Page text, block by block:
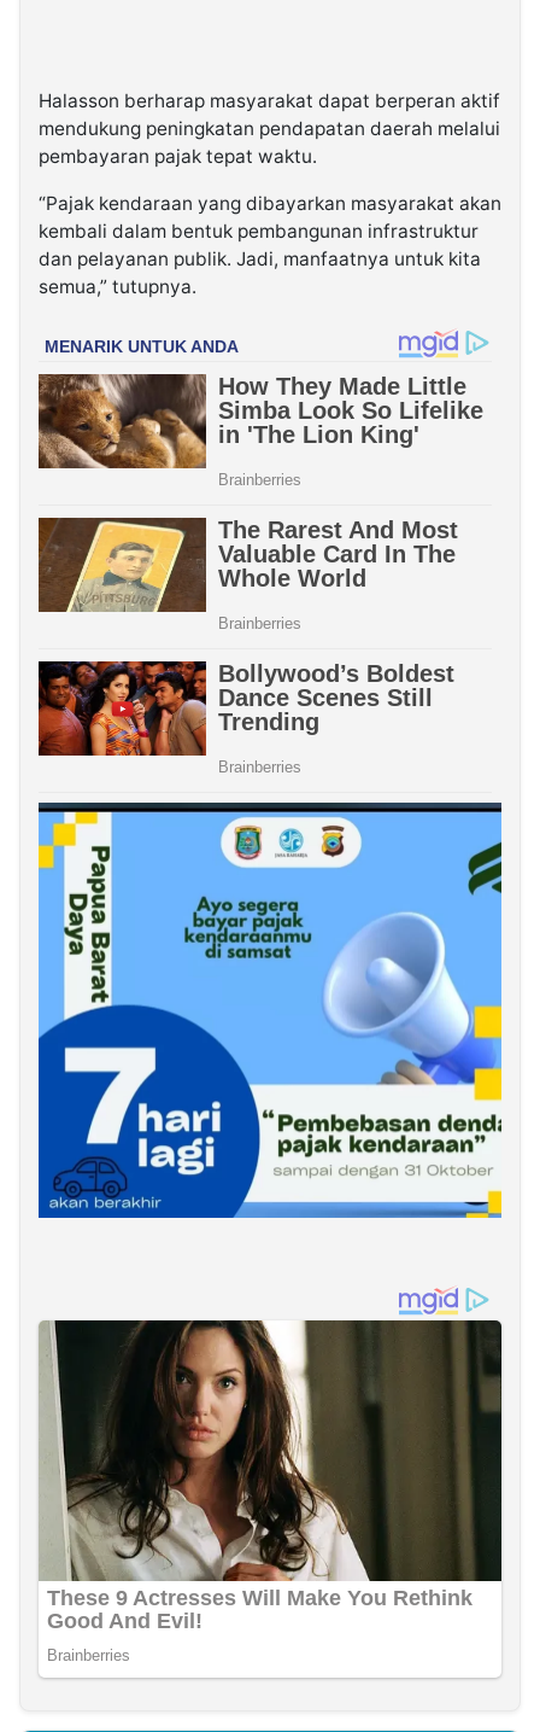
Halasson berharap masyarakat dapat berperan aktif
mendukung peningkatan pendapatan daerah melalui
pembayaran pajak tepat waktu.
“Pajak kendaraan yang dibayarkan masyarakat akan
kembali dalam bentuk pembangunan infrastruktur
dan pelayanan publik. Jadi, manfaatnya untuk kita
semua,” tutupnya.